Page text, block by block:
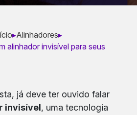
▸Alinhadores▸
alinhador invisível para seus
já deve ter ouvido falar
invisível, uma tecnologia